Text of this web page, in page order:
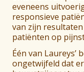
eveneens
responsieve
van zijn
patiënten op
Één van
ongetwijfeld dat